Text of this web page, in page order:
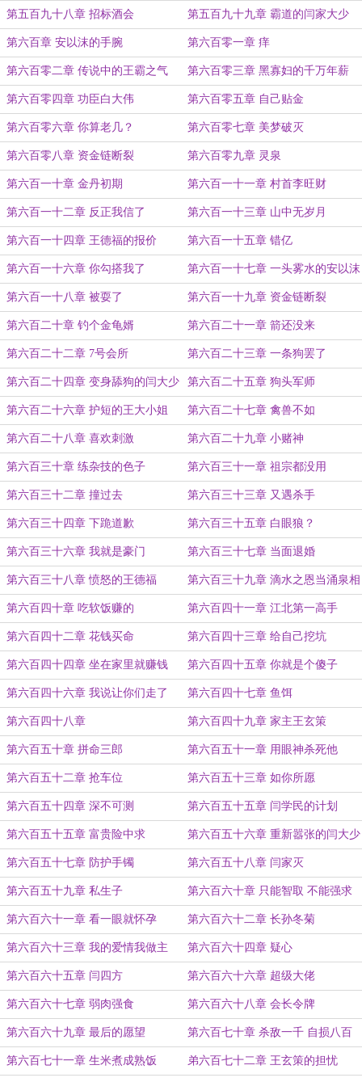
了？
第五百九十八章 招标酒会 第五百九十九章 霸道的闫家大少
第六百章 安以沫的手腕 第六百零一章 痒
第六百零二章 传说中的王霸之气 第六百零三章 黑寡妇的千万年薪
第六百零四章 功臣白大伟 第六百零五章 自己贴金
第六百零六章 你算老几？ 第六百零七章 美梦破灭
第六百零八章 资金链断裂 第六百零九章 灵泉
第六百一十章 金丹初期 第六百一十一章 村首李旺财
第六百一十二章 反正我信了 第六百一十三章 山中无岁月
第六百一十四章 王德福的报价 第六百一十五章 错亿
第六百一十六章 你勾搭我了 第六百一十七章 一头雾水的安以沫
第六百一十八章 被耍了 第六百一十九章 资金链断裂
第六百二十章 钓个金龟婿 第六百二十一章 箭还没来
第六百二十二章 7号会所 第六百二十三章 一条狗罢了
第六百二十四章 变身舔狗的闫大少 第六百二十五章 狗头军师
第六百二十六章 护短的王大小姐 第六百二十七章 禽兽不如
第六百二十八章 喜欢刺激 第六百二十九章 小赌神
第六百三十章 练杂技的色子 第六百三十一章 祖宗都没用
第六百三十二章 撞过去 第六百三十三章 又遇杀手
第六百三十四章 下跪道歉 第六百三十五章 白眼狼？
第六百三十六章 我就是豪门 第六百三十七章 当面退婚
第六百三十八章 愤怒的王德福 第六百三十九章 滴水之恩当涌泉相
报
第六百四十章 吃软饭赚的 第六百四十一章 江北第一高手
第六百四十二章 花钱买命 第六百四十三章 给自己挖坑
第六百四十四章 坐在家里就赚钱 第六百四十五章 你就是个傻子
第六百四十六章 我说让你们走了
吗？
第六百四十七章 鱼饵
第六百四十八章 第六百四十九章 家主王玄策
第六百五十章 拼命三郎 第六百五十一章 用眼神杀死他
第六百五十二章 抢车位 第六百五十三章 如你所愿
第六百五十四章 深不可测 第六百五十五章 闫学民的计划
第六百五十五章 富贵险中求 第六百五十六章 重新嚣张的闫大少
第六百五十七章 防护手镯 第六百五十八章 闫家灭
第六百五十九章 私生子 第六百六十章 只能智取 不能强求
第六百六十一章 看一眼就怀孕 第六百六十二章 长孙冬菊
第六百六十三章 我的爱情我做主 第六百六十四章 疑心
第六百六十五章 闫四方 第六百六十六章 超级大佬
第六百六十七章 弱肉强食 第六百六十八章 会长令牌
第六百六十九章 最后的愿望 第六百七十章 杀敌一千 自损八百
第六百七十一章 生米煮成熟饭 弟六百七十二章 王玄策的担忧